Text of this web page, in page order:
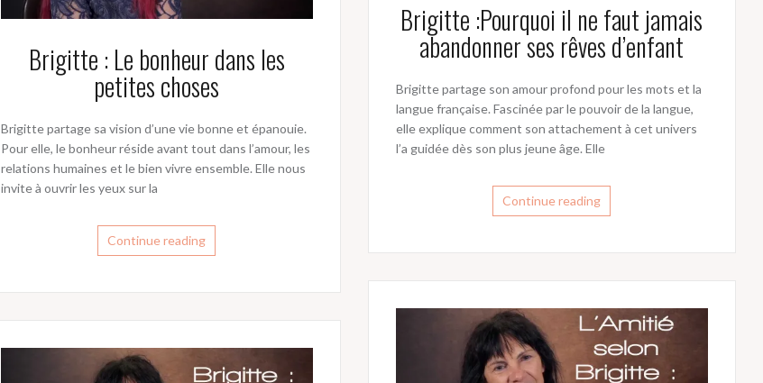
Brigitte :Pourquoi il ne faut jamais
abandonner ses rêves d’enfant
Brigitte partage son amour profond pour les mots et la
langue française. Fascinée par le pouvoir de la langue,
elle explique comment son attachement à cet univers
l’a guidée dès son plus jeune âge. Elle
Continue reading
Brigitte : Le bonheur dans les
petites choses
Brigitte partage sa vision d’une vie bonne et épanouie.
Pour elle, le bonheur réside avant tout dans l’amour, les
relations humaines et le bien vivre ensemble. Elle nous
invite à ouvrir les yeux sur la
Continue reading